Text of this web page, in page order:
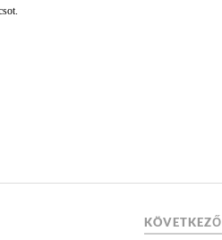
KÖVETKEZŐ